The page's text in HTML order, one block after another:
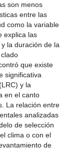
son menos
entre las
como la variable
explica las
la duración de la
que existe
significativa
y la
en el canto
La relación entre
analizadas
de selección
clima o con el
de